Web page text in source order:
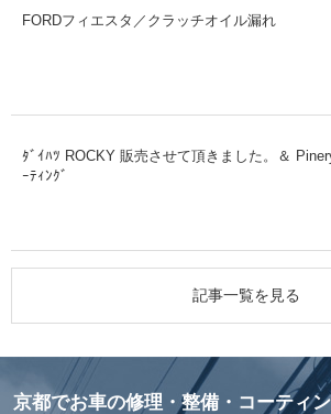
FORDフィエスタ／クラッチオイル漏れ
ﾀﾞｲﾊﾂ ROCKY 販売させて頂きました。＆
ｰﾃｨﾝｸﾞ
記事一覧を見る
京都でお車の修理・整備・コーティ